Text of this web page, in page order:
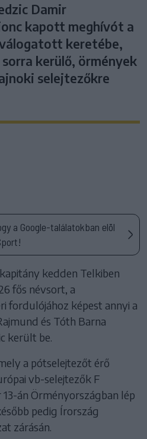
Damir
kapott meghívót a
keretébe,
kerülő, örmények
selejtezőkre
a Google-találatokban elöl
kedden Telkiben
fős névsort, a
fordulójához képest annyi a
és Tóth Barna
került be.
a pótselejtezőt érő
vb-selejtezők F
án Örményországban lép
pedig Írország
zárásán.